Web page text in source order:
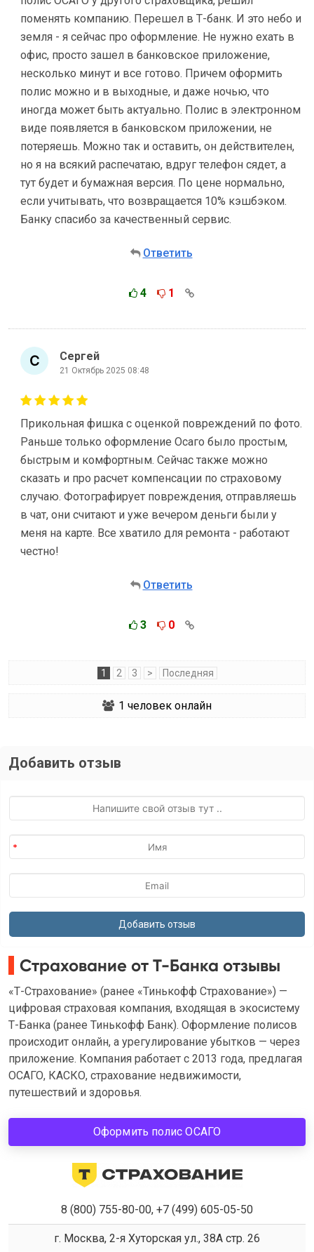
поменять компанию. Перешел в Т-банк. И это небо и
земля - я сейчас про оформление. Не нужно ехать в
офис, просто зашел в банковское приложение,
несколько минут и все готово. Причем оформить
полис можно и в выходные, и даже ночью, что
иногда может быть актуально. Полис в электронном
виде появляется в банковском приложении, не
потеряешь. Можно так и оставить, он действителен,
но я на всякий распечатаю, вдруг телефон сядет, а
тут будет и бумажная версия. По цене нормально,
если учитывать, что возвращается 10% кэшбэком.
Банку спасибо за качественный сервис.
Ответить
4 1
Сергей
21 Октябрь 2025 08:48
Прикольная фишка с оценкой повреждений по фото.
Раньше только оформление Осаго было простым,
быстрым и комфортным. Сейчас также можно
сказать и про расчет компенсации по страховому
случаю. Фотографирует повреждения, отправляешь
в чат, они считают и уже вечером деньги были у
меня на карте. Все хватило для ремонта - работают
честно!
Ответить
3 0
1 2 3 > Последняя
1 человек онлайн
Добавить отзыв
Страхование от Т-Банка отзывы
«Т-Страхование» (ранее «Тинькофф Страхование») —
цифровая страховая компания, входящая в экосистему
Т-Банка (ранее Тинькофф Банк). Оформление полисов
происходит онлайн, а урегулирование убытков — через
приложение. Компания работает с 2013 года, предлагая
ОСАГО, КАСКО, страхование недвижимости,
путешествий и здоровья.
Оформить полис ОСАГО
8 (800) 755-80-00, +7 (499) 605-05-50
г. Москва, 2-я Хуторская ул., 38А стр. 26